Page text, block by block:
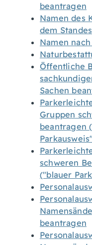
beantragen
Namen des
dem
Namen
Öffentliche
Sachen
Gruppen
beantragen
schweren
("blauer
beantragen